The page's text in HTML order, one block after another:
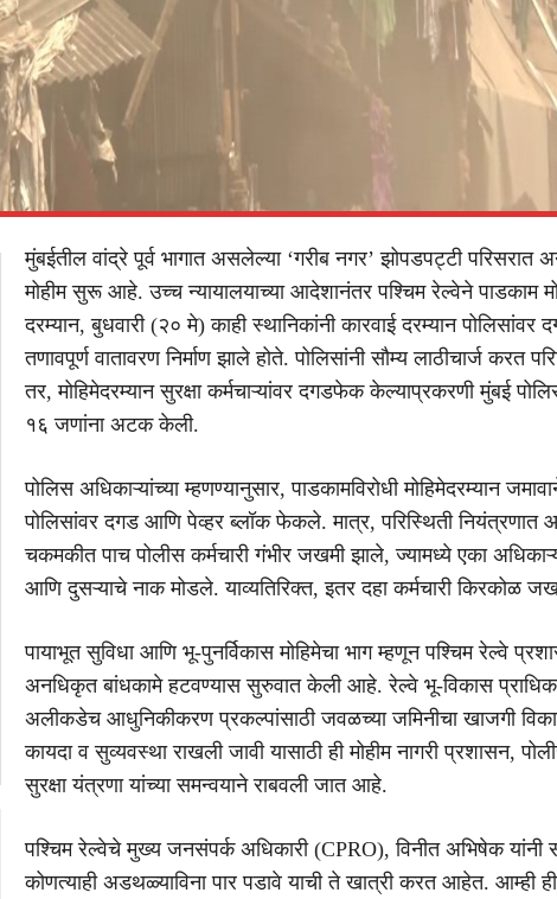
मुंबईतील वांद्रे पूर्व भागात असलेल्या ‘गरीब नगर’ झोपडपट्टी परिसरात
मोहीम सुरू आहे. उच्च न्यायालयाच्या आदेशानंतर पश्चिम रेल्वेने पाडकाम
दरम्यान, बुधवारी (२० मे) काही स्थानिकांनी कारवाई दरम्यान
तणावपूर्ण वातावरण निर्माण झाले होते. पोलिसांनी सौम्य लाठीचार्ज करत
तर, मोहिमेदरम्यान सुरक्षा कर्मचाऱ्यांवर दगडफेक केल्याप्रकरणी मुंबई
१६ जणांना अटक केली.
पोलिस अधिकाऱ्यांच्या म्हणण्यानुसार, पाडकामविरोधी मोहिमेदरम्यान
पोलिसांवर दगड आणि पेव्हर ब्लॉक फेकले. मात्र, परिस्थिती नियंत्रणात
चकमकीत पाच पोलीस कर्मचारी गंभीर जखमी झाले, ज्यामध्ये एका
आणि दुसऱ्याचे नाक मोडले. याव्यतिरिक्त, इतर दहा कर्मचारी किरकोळ
पायाभूत सुविधा आणि भू-पुनर्विकास मोहिमेचा भाग म्हणून पश्चिम रेल्वे
अनधिकृत बांधकामे हटवण्यास सुरुवात केली आहे. रेल्वे भू-विकास
अलीकडेच आधुनिकीकरण प्रकल्पांसाठी जवळच्या जमिनीचा खाजगी
कायदा व सुव्यवस्था राखली जावी यासाठी ही मोहीम नागरी प्रशासन,
सुरक्षा यंत्रणा यांच्या समन्वयाने राबवली जात आहे.
पश्चिम रेल्वेचे मुख्य जनसंपर्क अधिकारी (CPRO), विनीत अभिषेक यांनी
कोणत्याही अडथळ्याविना पार पडावे याची ते खात्री करत आहेत. आम्ही